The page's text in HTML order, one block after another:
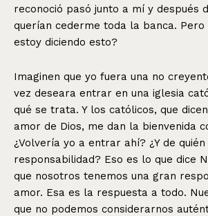
reconoció pasó junto a mí y después
querían cederme toda la banca. Pero
estoy diciendo esto?
Imaginen que yo fuera una no
vez deseara entrar en una iglesia
qué se trata. Y los católicos, que
amor de Dios, me dan la bienvenida
¿Volvería yo a entrar ahí? ¿Y de
responsabilidad? Eso es lo que dice
que nosotros tenemos una gran
amor. Esa es la respuesta a todo.
que no podemos considerarnos